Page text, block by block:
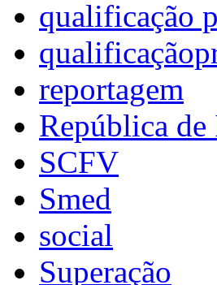
qualificação
reportagem
República de
SCFV
Smed
social
Superação